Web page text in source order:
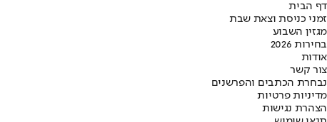
דף הבית
זמני כניסת וצאת שבת
מגזין השבוע
בחירות 2026
אודות
צור קשר
נבחרת הכתבים והפרשנים
מדיניות פרטיות
הצהרת נגישות